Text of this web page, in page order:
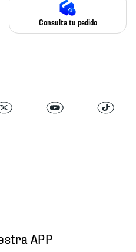
Consulta tu pedido
APP